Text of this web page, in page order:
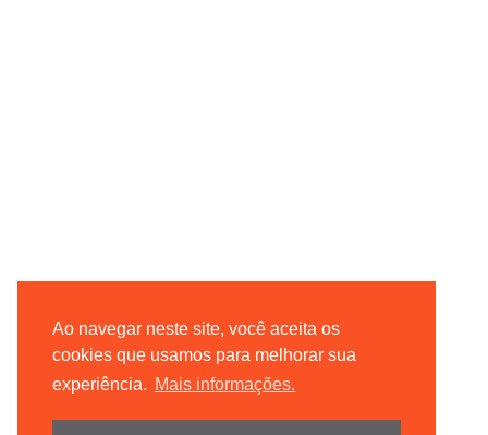
Ao navegar neste site, você aceita os
cookies que usamos para melhorar sua
experiência. Mais informações.